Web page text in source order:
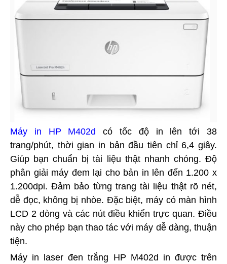
Máy in HP M402d có tốc độ in lên tới 38
trang/phút, thời gian in bản đầu tiên chỉ 6,4 giây.
Giúp bạn chuẩn bị tài liệu thật nhanh chóng. Độ
phân giải máy đem lại cho bản in lên đến 1.200 x
1.200dpi. Đảm bảo từng trang tài liệu thật rõ nét,
dễ đọc, không bị nhòe. Đặc biệt, máy có màn hình
LCD 2 dòng và các nút điều khiển trực quan. Điều
này cho phép bạn thao tác với máy dễ dàng, thuận
tiện.
Máy in laser đen trắng HP M402d in được trên